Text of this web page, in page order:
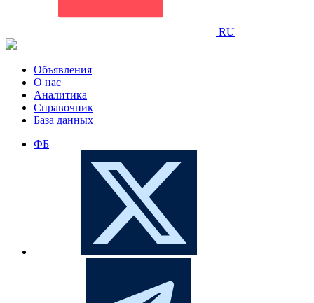
RU
Объявления
О нас
Аналитика
Справочник
База данных
ФБ